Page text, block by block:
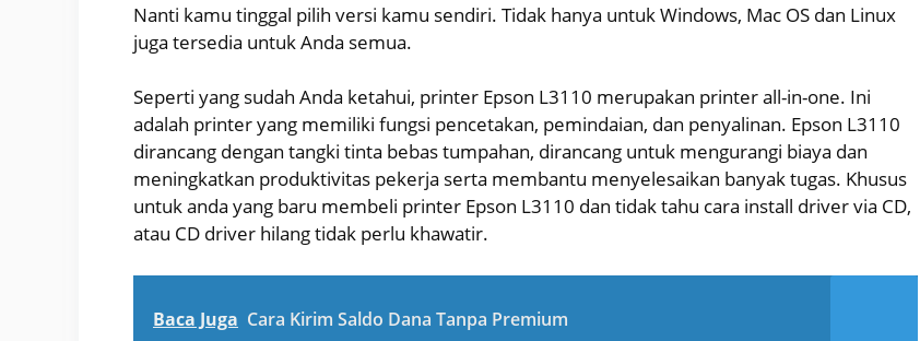
Nanti kamu tinggal pilih versi kamu sendiri. Tidak hanya untuk Windows, Mac OS dan Linux
juga tersedia untuk Anda semua.
Seperti yang sudah Anda ketahui, printer Epson L3110 merupakan printer all-in-one. Ini
adalah printer yang memiliki fungsi pencetakan, pemindaian, dan penyalinan. Epson L3110
dirancang dengan tangki tinta bebas tumpahan, dirancang untuk mengurangi biaya dan
meningkatkan produktivitas pekerja serta membantu menyelesaikan banyak tugas. Khusus
untuk anda yang baru membeli printer Epson L3110 dan tidak tahu cara install driver via CD,
atau CD driver hilang tidak perlu khawatir.
Baca Juga Cara Kirim Saldo Dana Tanpa Premium